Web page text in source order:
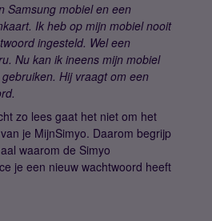
Samsung mobiel en een
Ik heb op mijn mobiel nooit
ingesteld. Wel een
Nu kan ik ineens mijn mobiel
Hij vraagt om een
zo lees gaat het niet om het
je MijnSimyo. Daarom begrijp
waarom de Simyo
je een nieuw wachtwoord heeft